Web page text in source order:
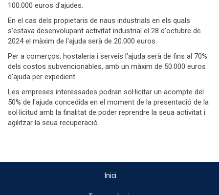
100.000 euros d'ajudes.
En el cas dels propietaris de naus industrials en els quals
s'estava desenvolupant activitat industrial el 28 d'octubre de
2024 el màxim de l'ajuda serà de 20.000 euros.
Per a comerços, hostaleria i serveis l'ajuda serà de fins al 70%
dels costos subvencionables, amb un màxim de 50.000 euros
d'ajuda per expedient.
Les empreses interessades podran sol·licitar un acompte del
50% de l'ajuda concedida en el moment de la presentació de la
sol·licitud amb la finalitat de poder reprendre la seua activitat i
agilitzar la seua recuperació.
Inici